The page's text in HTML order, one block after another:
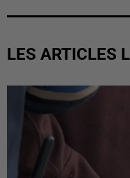
LES ARTICLES